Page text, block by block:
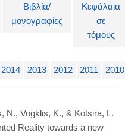
Βιβλία/
μονογραφίες
Κεφάλαια
σε
τόμους
2014 2013 2012 2011 2010
N., Vogklis, K., & Kotsira, L.
Reality towards a new